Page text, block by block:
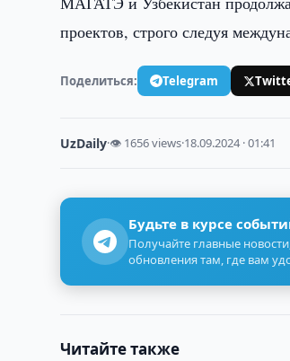
проектов, строго следуя
Поделиться: Telegram
UzDaily·👁 1656 views·18.09.2024 · 01:41
Будьте в курсе
Получайте главные
обновления там, где вам
Читайте также